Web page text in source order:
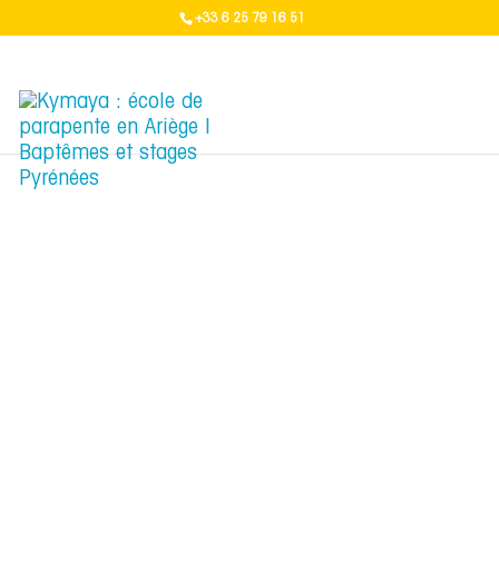
+33 6 25 79 16 51
Site de vol avec la référence "1800" non trouvé.